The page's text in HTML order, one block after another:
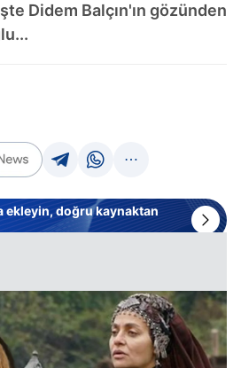
Didem Balçın'ın gözünden
ekleyin, doğru kaynaktan